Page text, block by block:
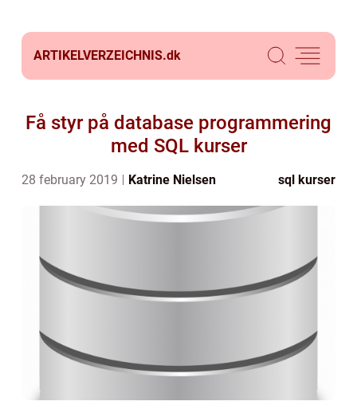
ARTIKELVERZEICHNIS.dk
Få styr på database programmering
med SQL kurser
28 february 2019 Katrine Nielsen sql kurser